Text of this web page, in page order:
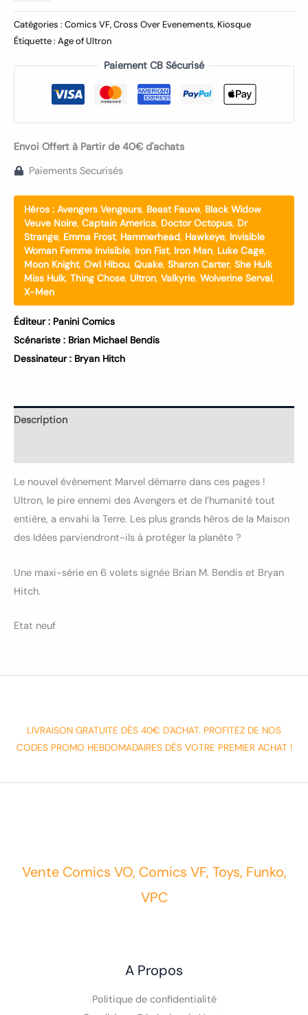
Catégories : Comics VF,Cross Over Evenements, Kiosque
Étiquette : Age of Ultron
Paiement CB Sécurisé
Envoi Offert à Partir de 40€ d'achats
Paiements Securisés
Héros : Avengers Vengeurs, Beast Fauve, Black Widow
Veuve Noire, Captain America, Doctor Octopus, Dr
Strange, Emma Frost, Hammerhead, Hawkeye, Invisible
Woman Femme Invisible, Iron Fist, Iron Man, Luke Cage,
Moon Knight, Owl Hibou, Quake, Sharon Carter, She Hulk
Miss Hulk, Thing Chose, Ultron, Valkyrie, Wolverine Serval,
X-Men
Éditeur : Panini Comics
Scénariste : Brian Michael Bendis
Dessinateur : Bryan Hitch
Description
Le nouvel événement Marvel démarre dans ces pages !
Ultron, le pire ennemi des Avengers et de l’humanité tout
entière, a envahi la Terre. Les plus grands héros de la Maison
des Idées parviendront-ils à protéger la planète ?
Une maxi-série en 6 volets signée Brian M. Bendis et Bryan
Hitch.
Etat neuf
LIVRAISON GRATUITE DÈS 40€ D'ACHAT. PROFITEZ DE NOS
CODES PROMO HEBDOMADAIRES DÈS VOTRE PREMIER ACHAT !
Vente Comics VO, Comics VF, Toys, Funko,
VPC
A Propos
Politique de confidentialité